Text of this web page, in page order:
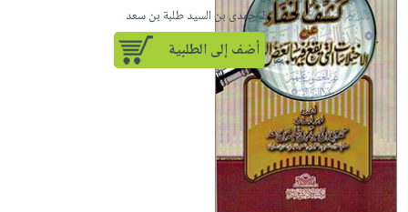
لـ حمدى بن السيد طلبة بن سعد
أضف إلى الطلبية